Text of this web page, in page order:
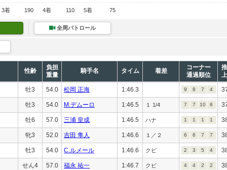
3着 190 4着 110 5着 75
全周パトロール
性齢
負担
重量
騎手名 タイム 着差
コーナー
通過順位
牡3 54.0 松岡 正海 1:46.3 9 8 7 4
牡3 54.0 M.デムーロ 1:46.5 １ 1/4 7 7 10 8
牡6 57.0 三浦 皇成 1:46.5 ハナ 1 1 1 1
牝3 52.0 吉田 隼人 1:46.6 １／２ 6 6 7 7
牡3 54.0 C.ルメール 1:46.6 クビ 2 3 5 4
せん4 57.0 福永 祐一 1:46.7 クビ 4 4 2 2